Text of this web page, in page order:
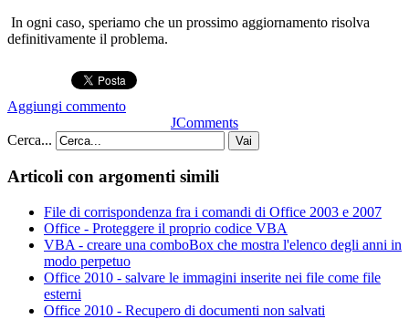
In ogni caso, speriamo che un prossimo aggiornamento risolva
definitivamente il problema.
Aggiungi commento
JComments
Cerca...
Vai
Articoli con argomenti simili
File di corrispondenza fra i comandi di Office 2003 e 2007
Office - Proteggere il proprio codice VBA
VBA - creare una comboBox che mostra l'elenco degli anni in
modo perpetuo
Office 2010 - salvare le immagini inserite nei file come file
esterni
Office 2010 - Recupero di documenti non salvati